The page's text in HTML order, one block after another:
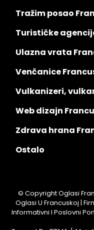
Tražim posao
Turističke
Ulazna vrata
Venčanice
Vulkanizeri,
Web dizajn
Zdrava hrana
Ostalo
© Copyright Oglasi
Oglasi U Francuskoj |
Informativni I Poslovni